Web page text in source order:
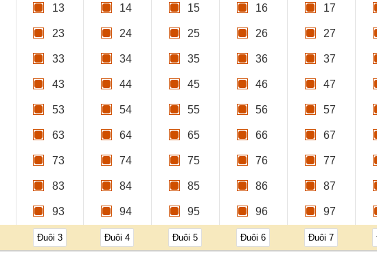
13 14 15 16 17
23 24 25 26 27
33 34 35 36 37
43 44 45 46 47
53 54 55 56 57
63 64 65 66 67
73 74 75 76 77
83 84 85 86 87
93 94 95 96 97
Đuôi 3 Đuôi 4 Đuôi 5 Đuôi 6 Đuôi 7